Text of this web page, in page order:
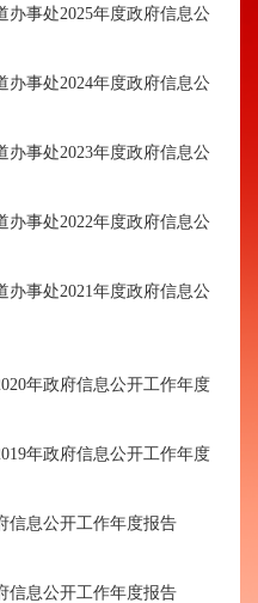
办事处2025年度政府信息公
办事处2024年度政府信息公
办事处2023年度政府信息公
办事处2022年度政府信息公
办事处2021年度政府信息公
年政府信息公开工作年度
年政府信息公开工作年度
信息公开工作年度报告
信息公开工作年度报告